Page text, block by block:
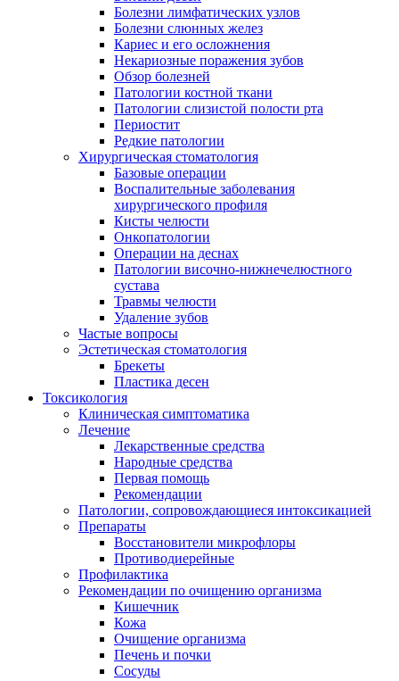
Болезни лимфатических узлов
Болезни слюнных желез
Кариес и его осложнения
Некариозные поражения зубов
Обзор болезней
Патологии костной ткани
Патологии слизистой полости рта
Периостит
Редкие патологии
Хирургическая стоматология
Базовые операции
Воспалительные заболевания
хирургического профиля
Кисты челюсти
Онкопатологии
Операции на деснах
Патологии височно-нижнечелюстного
сустава
Травмы челюсти
Удаление зубов
Частые вопросы
Эстетическая стоматология
Брекеты
Пластика десен
Токсикология
Клиническая симптоматика
Лечение
Лекарственные средства
Народные средства
Первая помощь
Рекомендации
Патологии, сопровождающиеся интоксикацией
Препараты
Восстановители микрофлоры
Противодиерейные
Профилактика
Рекомендации по очищению организма
Кишечник
Кожа
Очищение организма
Печень и почки
Сосуды